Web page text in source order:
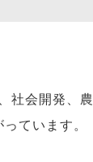
社会開発、農
ています。